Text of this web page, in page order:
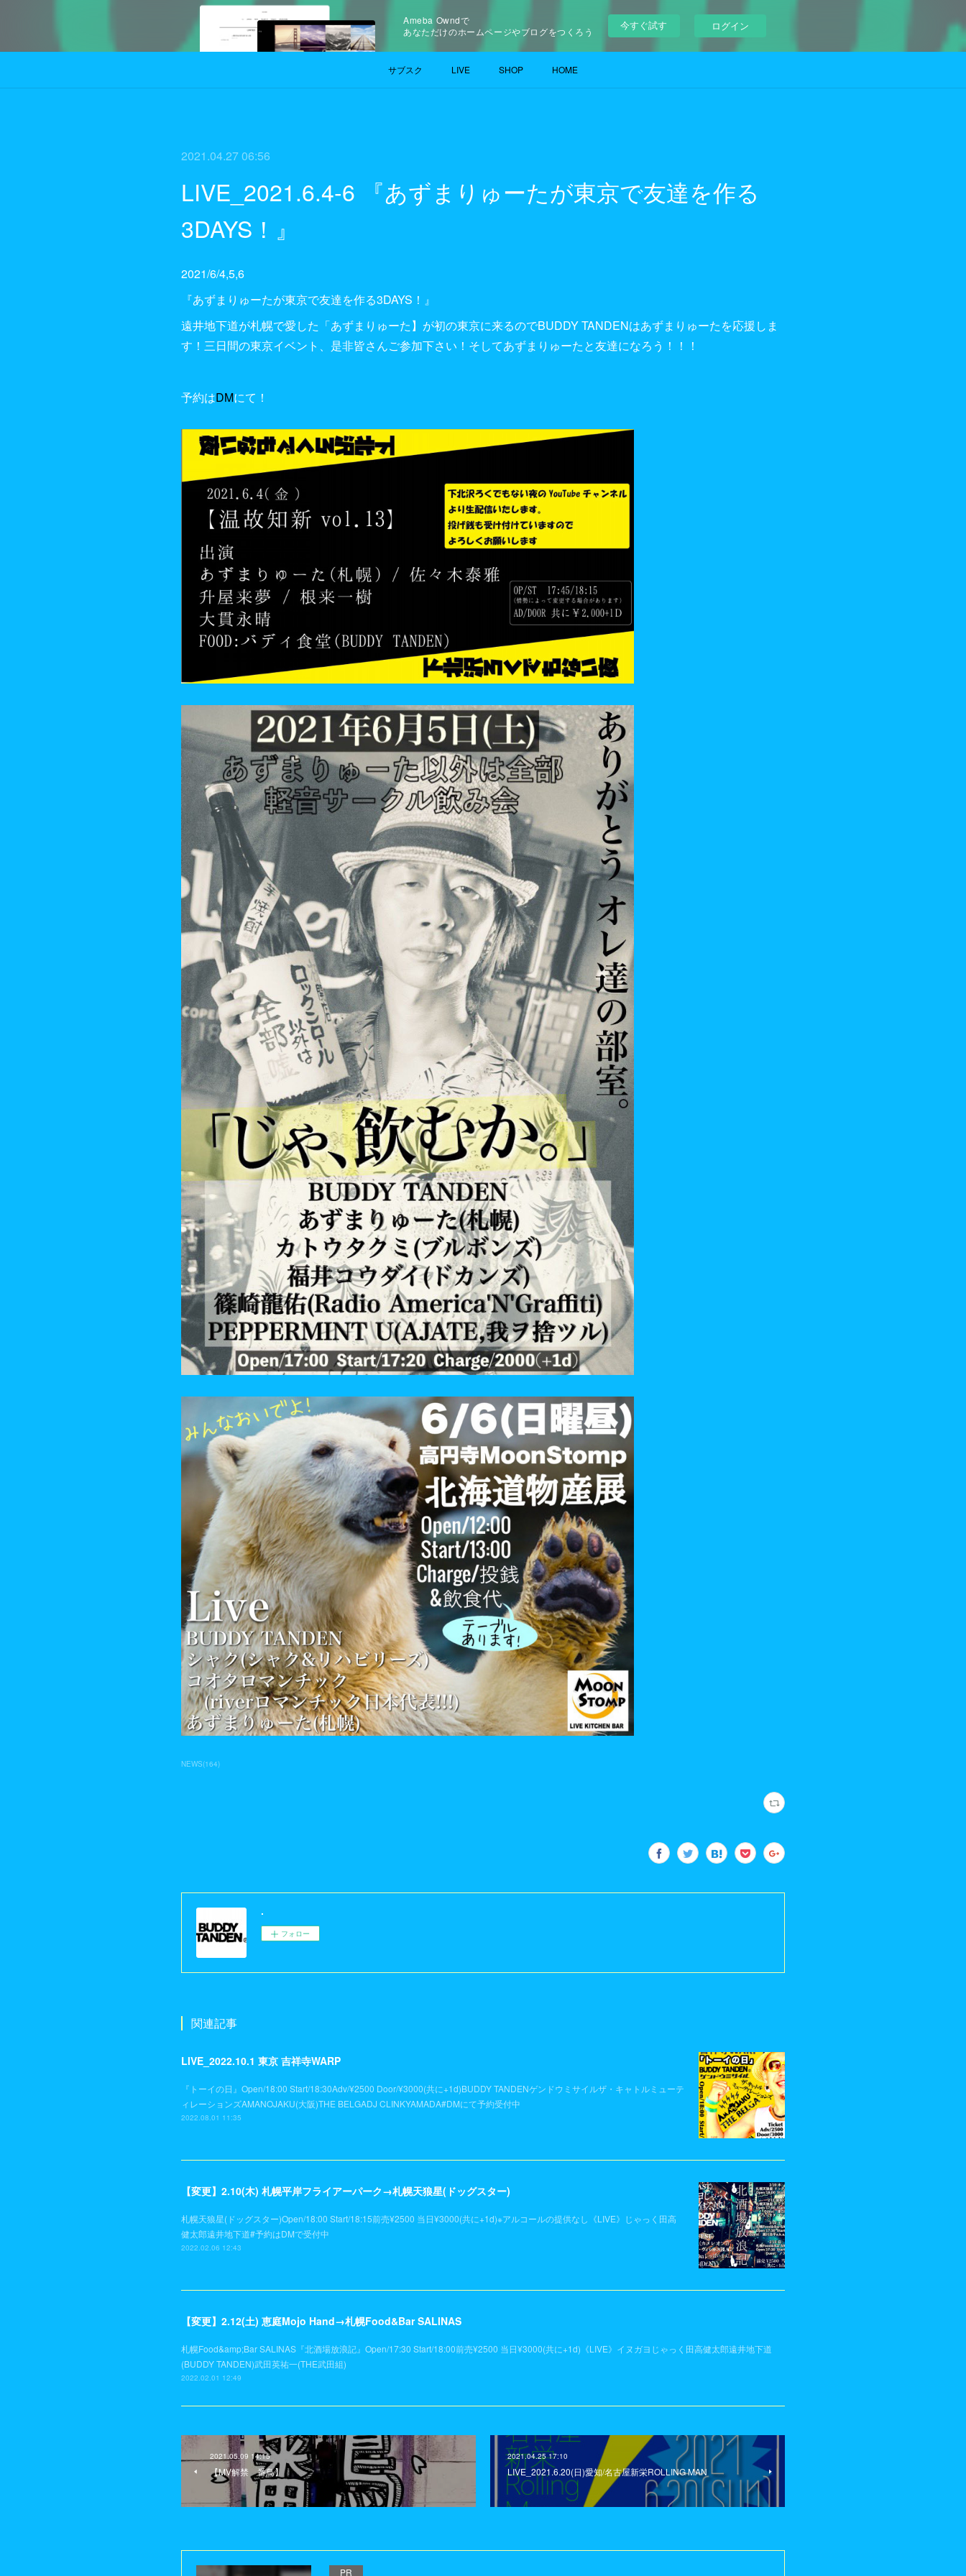
Ameba Owndで
あなただけのホームページやブログをつくろう
今すぐ試す ログイン
サブスク LIVE SHOP HOME
2021.04.27 06:56
LIVE_2021.6.4-6 『あずまりゅーたが東京で友達を作る
3DAYS！』
2021/6/4,5,6
『あずまりゅーたが東京で友達を作る3DAYS！』
遠井地下道が札幌で愛した「あずまりゅーた】が初の東京に来るのでBUDDY TANDENはあずまりゅーたを応援しま
す！三日間の東京イベント、是非皆さんご参加下さい！そしてあずまりゅーたと友達になろう！！！
予約はDMにて！
NEWS(164)
.
フォロー
関連記事
LIVE_2022.10.1 東京 吉祥寺WARP
『トーイの日』Open/18:00 Start/18:30Adv/¥2500 Door/¥3000(共に+1d)BUDDY TANDENゲンドウミサイルザ・キャトルミューテ
ィレーションズAMANOJAKU(大阪)THE BELGADJ CLINKYAMADA#DMにて予約受付中
2022.08.01 11:35
【変更】2.10(木) 札幌平岸フライアーパーク→札幌天狼星(ドッグスター)
札幌天狼星(ドッグスター)Open/18:00 Start/18:15前売¥2500 当日¥3000(共に+1d)※アルコールの提供なし《LIVE》じゃっく田高
健太郎遠井地下道#予約はDMで受付中
2022.02.06 12:43
【変更】2.12(土) 恵庭Mojo Hand→札幌Food&Bar SALINAS
札幌Food&amp;Bar SALINAS『北酒場放浪記』Open/17:30 Start/18:00前売¥2500 当日¥3000(共に+1d)《LIVE》イヌガヨじゃっく田高健太郎遠井地下道
(BUDDY TANDEN)武田英祐一(THE武田組)
2022.02.01 12:49
2021.05.09 14:15
【MV解禁 番鳥】
2021.04.25 17:10
LIVE_2021.6.20(日)愛知/名古屋新栄ROLLING MAN
PR